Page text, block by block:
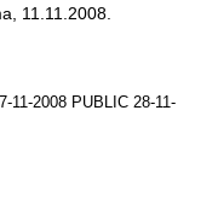
11.11.2008.
11-2008 PUBLIC 28-11-